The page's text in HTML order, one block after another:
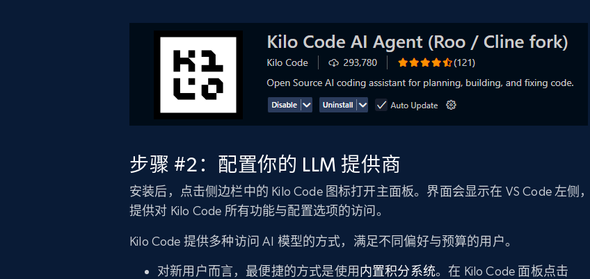
步骤 #2：配置你的 LLM 提供商
安装后，点击侧边栏中的 Kilo Code 图标打开主面板。界面会显示在 VS Code 左侧，
提供对 Kilo Code 所有功能与配置选项的访问。
Kilo Code 提供多种访问 AI 模型的方式，满足不同偏好与预算的用户。
对新用户而言，最便捷的方式是使用内置积分系统。在 Kilo Code 面板点击